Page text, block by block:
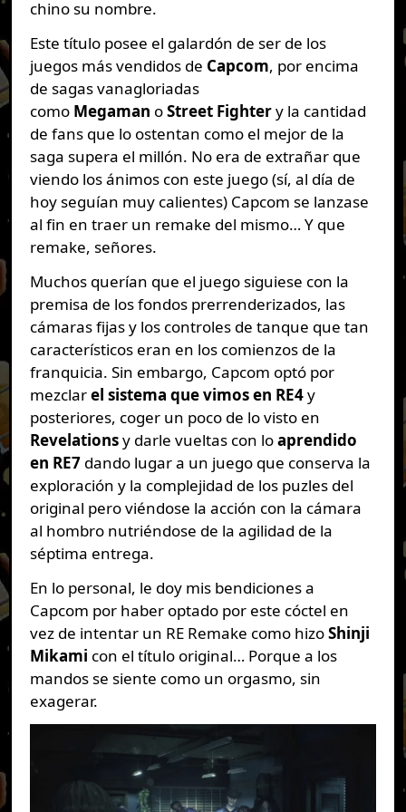
chino su nombre.
Este título posee el galardón de ser de los
juegos más vendidos de Capcom, por encima
de sagas vanagloriadas
como Megaman oStreet Fightery la cantidad
de fans que lo ostentan como el mejor de la
saga supera el millón. No era de extrañar que
viendo los ánimos con este juego (sí, al día de
hoy seguían muy calientes) Capcom se lanzase
al fin en traer un remake del mismo… Y que
remake, señores.
Muchos querían que el juego siguiese con la
premisa de los fondos prerrenderizados, las
cámaras fijas y los controles de tanque que tan
característicos eran en los comienzos de la
franquicia. Sin embargo, Capcom optó por
mezclarel sistema que vimos en RE4y
posteriores, coger un poco de lo visto en
Revelationsy darle vueltas con loaprendido
en RE7dando lugar a un juego que conserva la
exploración y la complejidad de los puzles del
original pero viéndose la acción con la cámara
al hombro nutriéndose de la agilidad de la
séptima entrega.
En lo personal, le doy mis bendiciones a
Capcom por haber optado por este cóctel en
vez de intentar un RE Remake como hizoShinji
Mikami con el título original… Porque a los
mandos se siente como un orgasmo, sin
exagerar.